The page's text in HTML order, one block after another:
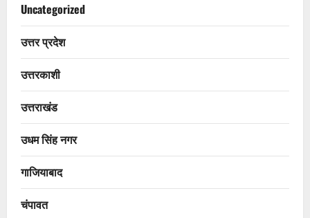
Uncategorized
उत्तर प्रदेश
उत्तरकाशी
उत्तराखंड
उधम सिंह नगर
गाजियाबाद
चंपावत